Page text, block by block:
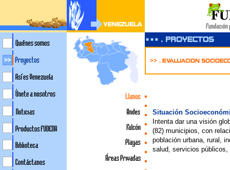
Situación
Intenta dar una visión
(82) municipios, con
población urbana, rural,
salud, servicios